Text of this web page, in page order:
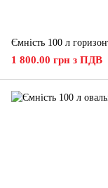
Ємність 100 л
1 800.00 грн з ПДВ